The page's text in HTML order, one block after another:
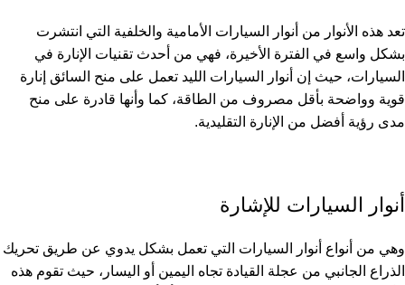
تعد هذه الأنوار من أنوار السيارات الأمامية والخلفية التي انتشرت
بشكل واسع في الفترة الأخيرة، فهي من أحدث تقنيات الإنارة في
السيارات، حيث إن أنوار السيارات الليد تعمل على منح السائق إنارة
قوية وواضحة بأقل مصروف من الطاقة، كما وأنها قادرة على منح
مدى رؤية أفضل من الإنارة التقليدية.
أنوار السيارات للإشارة
وهي من أنواع أنوار السيارات التي تعمل بشكل يدوي عن طريق تحريك
الذراع الجانبي من عجلة القيادة تجاه اليمين أو اليسار، حيث تقوم هذه